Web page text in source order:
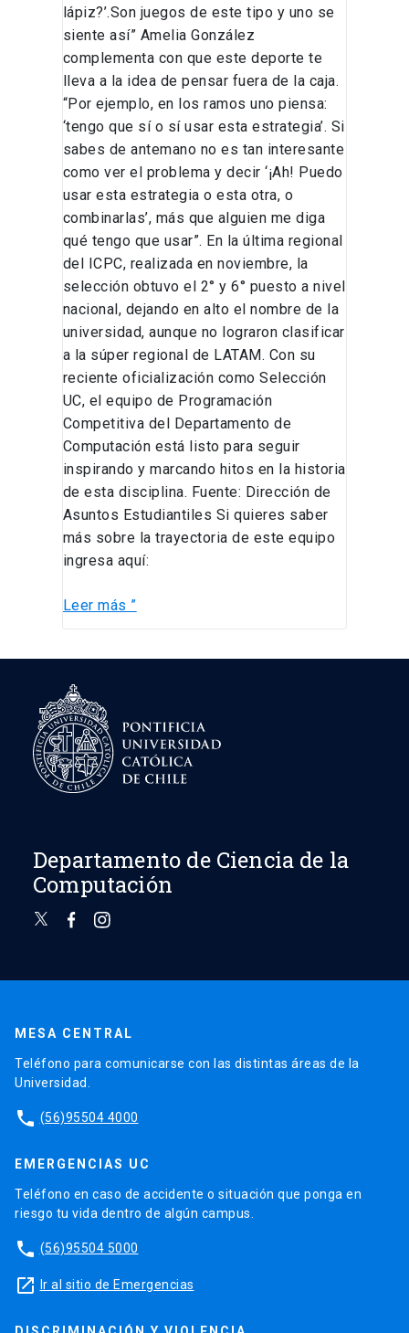
lápiz?’.Son juegos de este tipo y uno se
siente así” Amelia González
complementa con que este deporte te
lleva a la idea de pensar fuera de la caja.
“Por ejemplo, en los ramos uno piensa:
‘tengo que sí o sí usar esta estrategia’. Si
sabes de antemano no es tan interesante
como ver el problema y decir ‘¡Ah! Puedo
usar esta estrategia o esta otra, o
combinarlas’, más que alguien me diga
qué tengo que usar”. En la última regional
del ICPC, realizada en noviembre, la
selección obtuvo el 2° y 6° puesto a nivel
nacional, dejando en alto el nombre de la
universidad, aunque no lograron clasificar
a la súper regional de LATAM. Con su
reciente oficialización como Selección
UC, el equipo de Programación
Competitiva del Departamento de
Computación está listo para seguir
inspirando y marcando hitos en la historia
de esta disciplina. Fuente: Dirección de
Asuntos Estudiantiles Si quieres saber
más sobre la trayectoria de este equipo
ingresa aquí:
Leer más ”
Departamento de Ciencia de la
Computación
MESA CENTRAL
Teléfono para comunicarse con las distintas áreas de la
Universidad.
phone (56)95504 4000
EMERGENCIAS UC
Teléfono en caso de accidente o situación que ponga en
riesgo tu vida dentro de algún campus.
phone (56)95504 5000
launch Ir al sitio de Emergencias